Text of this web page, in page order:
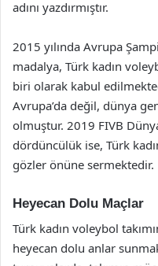
adını yazdırmıştır.
2015 yılında Avrupa
madalya, Türk kadın
biri olarak kabul
Avrupa’da değil, dünya
olmuştur. 2019 FIVB
dördüncülük ise, Türk
gözler önüne sermektedir.
Heyecan Dolu Maçlar
Türk kadın voleybol
heyecan dolu anlar